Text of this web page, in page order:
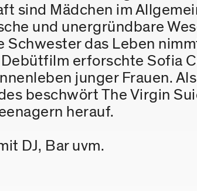
sind Mädchen im
und unergründbare
das Leben
erforschte Sofia
junger Frauen.
beschwört The Virgin
herauf.
DJ, Bar uvm.